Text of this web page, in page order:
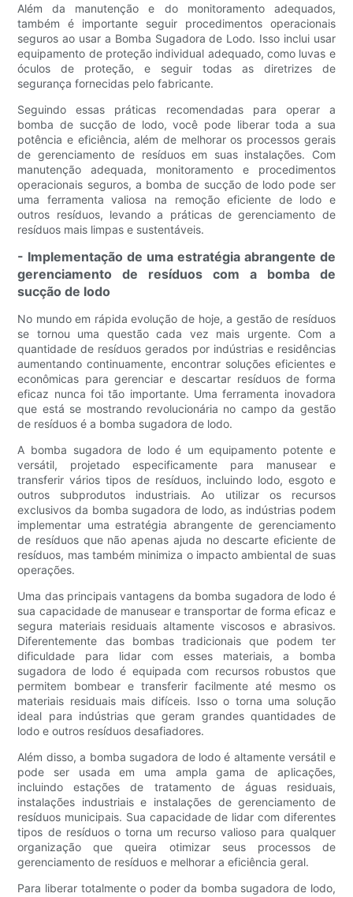
Além da manutenção e do monitoramento adequados,
também é importante seguir procedimentos operacionais
seguros ao usar a Bomba Sugadora de Lodo. Isso inclui usar
equipamento de proteção individual adequado, como luvas e
óculos de proteção, e seguir todas as diretrizes de
segurança fornecidas pelo fabricante.
Seguindo essas práticas recomendadas para operar a
bomba de sucção de lodo, você pode liberar toda a sua
potência e eficiência, além de melhorar os processos gerais
de gerenciamento de resíduos em suas instalações. Com
manutenção adequada, monitoramento e procedimentos
operacionais seguros, a bomba de sucção de lodo pode ser
uma ferramenta valiosa na remoção eficiente de lodo e
outros resíduos, levando a práticas de gerenciamento de
resíduos mais limpas e sustentáveis.
- Implementação de uma estratégia abrangente de
gerenciamento de resíduos com a bomba de
sucção de lodo
No mundo em rápida evolução de hoje, a gestão de resíduos
se tornou uma questão cada vez mais urgente. Com a
quantidade de resíduos gerados por indústrias e residências
aumentando continuamente, encontrar soluções eficientes e
econômicas para gerenciar e descartar resíduos de forma
eficaz nunca foi tão importante. Uma ferramenta inovadora
que está se mostrando revolucionária no campo da gestão
de resíduos é a bomba sugadora de lodo.
A bomba sugadora de lodo é um equipamento potente e
versátil, projetado especificamente para manusear e
transferir vários tipos de resíduos, incluindo lodo, esgoto e
outros subprodutos industriais. Ao utilizar os recursos
exclusivos da bomba sugadora de lodo, as indústrias podem
implementar uma estratégia abrangente de gerenciamento
de resíduos que não apenas ajuda no descarte eficiente de
resíduos, mas também minimiza o impacto ambiental de suas
operações.
Uma das principais vantagens da bomba sugadora de lodo é
sua capacidade de manusear e transportar de forma eficaz e
segura materiais residuais altamente viscosos e abrasivos.
Diferentemente das bombas tradicionais que podem ter
dificuldade para lidar com esses materiais, a bomba
sugadora de lodo é equipada com recursos robustos que
permitem bombear e transferir facilmente até mesmo os
materiais residuais mais difíceis. Isso o torna uma solução
ideal para indústrias que geram grandes quantidades de
lodo e outros resíduos desafiadores.
Além disso, a bomba sugadora de lodo é altamente versátil e
pode ser usada em uma ampla gama de aplicações,
incluindo estações de tratamento de águas residuais,
instalações industriais e instalações de gerenciamento de
resíduos municipais. Sua capacidade de lidar com diferentes
tipos de resíduos o torna um recurso valioso para qualquer
organização que queira otimizar seus processos de
gerenciamento de resíduos e melhorar a eficiência geral.
Para liberar totalmente o poder da bomba sugadora de lodo,